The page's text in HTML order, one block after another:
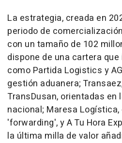
La estrategia, creada en
periodo de
con un tamaño de 102
dispone de una cartera
como Partida Logistics y
gestión aduanera;
TransDusan, orientadas
nacional; Maresa Logística,
'forwarding', y A Tu Hora
la última milla de valor